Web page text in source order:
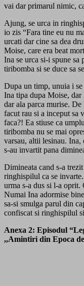
vai dar primarul nimic,
Ajung, se urca in
io zis “Fara tine eu nu
urcati dar cine sa dea
Moise, care era beat
Ina se urca si-i spune
tiribomba si se duce sa
Dupa un timp, unuia i se
Ina tipa dupa Moise,
dar ala parca murise.
facut rau si a inceput sa
faca?! Ea stiuse ca
tiribomba nu se mai
varsau, altii lesinau. Ina,
s-au invartit pana
Dimineata cand s-a
ringhispilul ca se
urma s-a dus si l-a
Numai Ina adormise
sa-si smulga parul din
confiscat si ringhispilul
Anexa 2: Episodul
,,Amintiri din Epoca